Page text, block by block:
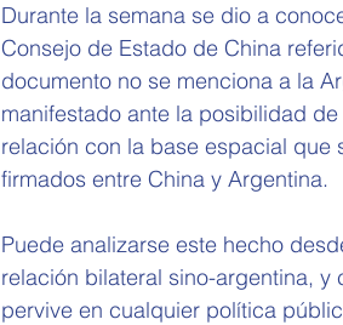
Durante la semana se dio a
Consejo de Estado de China
documento no se menciona a la
manifestado ante la posibilidad
relación con la base espacial que
firmados entre China y Argentina.
Puede analizarse este hecho
relación bilateral sino-argentina,
pervive en cualquier política